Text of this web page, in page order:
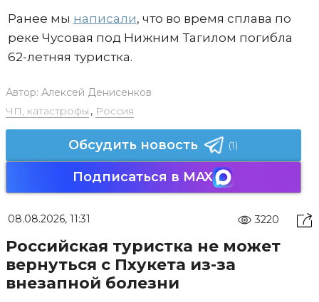
Ранее мы написали, что во время сплава по
реке Чусовая под Нижним Тагилом погибла
62-летняя туристка.
Автор: Алексей Денисенков
ЧП, катастрофы , Россия
Обсудить новость (1)
Подписаться в MAX
08.08.2026, 11:31 3220
Российская туристка не может
вернуться с Пхукета из-за
внезапной болезни